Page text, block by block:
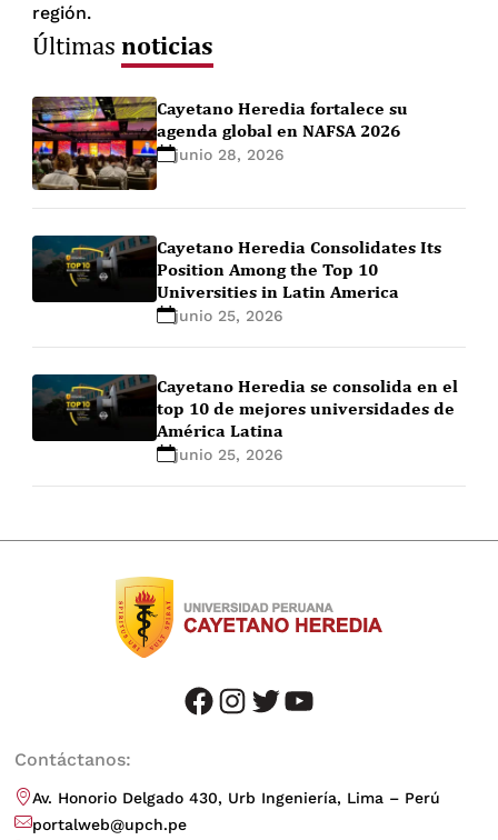
región.
Últimasnoticias
Cayetano Heredia fortalece su
agenda global en NAFSA 2026
junio 28, 2026
Cayetano Heredia Consolidates Its
Position Among the Top 10
Universities in Latin America
junio 25, 2026
Cayetano Heredia se consolida en el
top 10 de mejores universidades de
América Latina
junio 25, 2026
facebook instagram twitter youtube
Contáctanos:
Av. Honorio Delgado 430, Urb Ingeniería, Lima – Perú
portalweb@upch.pe